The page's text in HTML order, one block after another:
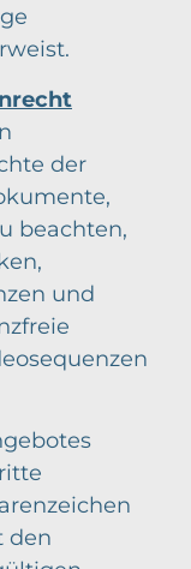
der
beachten,
und
den